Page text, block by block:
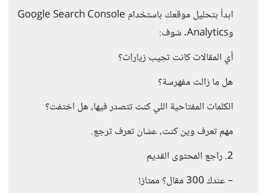
ابدأ بتحليل موقعك باستخدام Google Search Console
وAnalytics. شوف:
أي المقالات كانت تجيب زيارات؟
هل ما زالت مفهرسة؟
الكلمات المفتاحية اللي كنت تتصدر فيها، هل اختفت؟
مهم تعرف وين كنت، عشان تعرف ترجع.
2. راجع المحتوى القديم
– عندك 300 مقال؟ ممتاز!